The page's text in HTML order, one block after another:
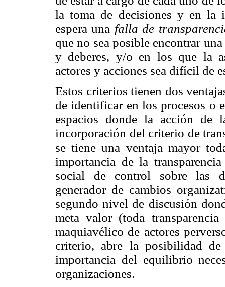
la toma de decisiones y en la
espera una falla de
que no sea posible encontrar
y deberes, y/o en los que la
actores y acciones sea difícil de
Estos criterios tienen dos
de identificar en los procesos o
espacios donde la acción de
incorporación del criterio de
se tiene una ventaja mayor
importancia de la
social de control sobre las
generador de cambios
segundo nivel de discusión
meta valor (toda
maquiavélico de actores
criterio, abre la posibilidad
importancia del equilibrio
organizaciones.